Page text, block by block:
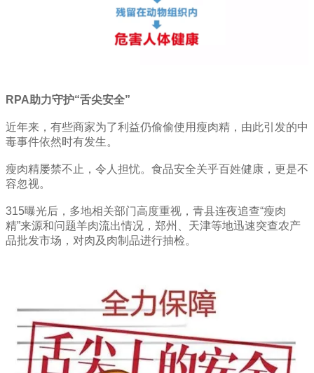
RPA助力守护“舌尖安全”
近年来，有些商家为了利益仍偷偷使用瘦肉精，由此引发的中
毒事件依然时有发生。
瘦肉精屡禁不止，令人担忧。食品安全关乎百姓健康，更是不
容忽视。
315曝光后，多地相关部门高度重视，青县连夜追查“瘦肉
精”来源和问题羊肉流出情况，郑州、天津等地迅速突查农产
品批发市场，对肉及肉制品进行抽检。